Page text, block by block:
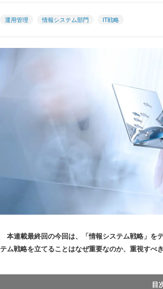
運用管理 情報システム部門 IT戦略
本連載最終回の今回は、「情報システム戦略」を
テム戦略を立てることはなぜ重要なのか、重視すべ
目